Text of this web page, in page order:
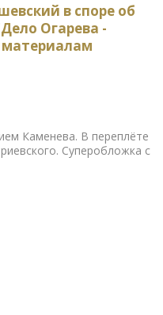
в споре об
Огарева -
Каменева. В переплёте
Суперобложка с